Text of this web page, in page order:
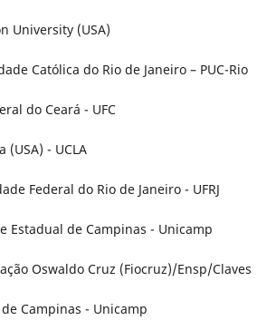
University (USA)
Católica do Rio de Janeiro – PUC-Rio
do Ceará - UFC
- UCLA
Federal do Rio de Janeiro - UFRJ
Estadual de Campinas - Unicamp
Oswaldo Cruz (Fiocruz)/Ensp/Claves
Campinas - Unicamp